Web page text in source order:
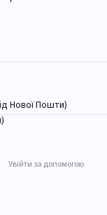
Нової Пошти)
Увійти за допомогою